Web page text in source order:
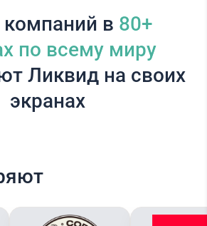
компаний в 80+
по всему миру
Ликвид на своих
экранах